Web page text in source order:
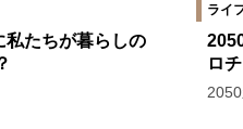
私たちが暮らしの
ライ
ロ